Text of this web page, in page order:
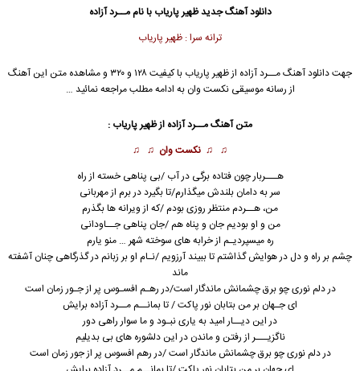
دانلود آهنگ جدیدظهیر پاریاب با نام مــرد آزاده
ترانه سرا : ظهیر پاریاب
جهت دانلود آهنگ مــرد آزاده از ظهیر پاریاب با کیفیت ۱۲۸ و ۳۲۰ و مشاهده متن این آهنگ
از رسانه موسیقی نکست وان به ادامه مطلب مراجعه نمائید …
متن آهنگ مــرد آزاده از ظهیر پاریاب :
♫ ♫ نکست وان ♫ ♫
هـــربار چون فتاده برگی در آب /بی پناهی خسته از راه
سر به دامان بلندش میگذارم/تا بگیرد در برم از مهربانی
من، هــردم منتظر روزی بودم /که از ویرانه ها بگذرم
من و او بودیم جان و پناه هم /جان پناهی جــاودانی
ره میسپردیـم از خرابه های سوخته شهر … منو یارم
چشم بر راه و دل در هوایش گذاشتم تا ببیند آرزویم /نـام او بر زبانم در گذرگاهی چنان آشفته
ماند
در دلم نوری چو برق چشمانش ماندگار است/در رهـم افسـوس پر از جـور زمان است
ای جـهان بر من بتابان نور پاکت / تا بمانــم مــرد آزاده برایش
در این دیــار امید به یاری نبـود و ما سوار راهی دور
ناگزیـــر از رفتن و ماندن در این دلشوره های بی بدیلیم
در دلم نوری چو برق چشمانش ماندگار است /در رهم افسوس پر از جور زمان است